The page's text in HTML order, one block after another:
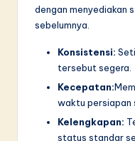
dengan menyediakan
sebelumnya.
Konsistensi:
tersebut segera.
Kecepatan:
waktu persiapan
Kelengkapan:
status standar